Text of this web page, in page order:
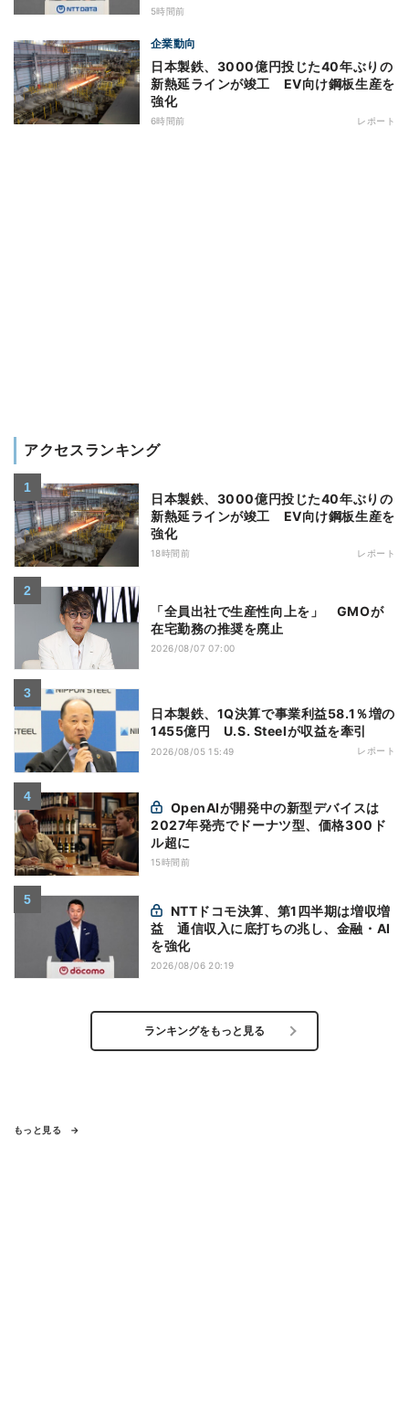
5時間前
企業動向
日本製鉄、3000億円投じた40年ぶりの
新熱延ラインが竣工 EV向け鋼板生産を
強化
6時間前 レポート
アクセスランキング
日本製鉄、3000億円投じた40年ぶりの
新熱延ラインが竣工 EV向け鋼板生産を
強化
18時間前 レポート
「全員出社で生産性向上を」 GMOが
在宅勤務の推奨を廃止
2026/08/07 07:00
日本製鉄、1Q決算で事業利益58.1％増の
1455億円 U.S. Steelが収益を牽引
2026/08/05 15:49 レポート
2027年発売でドーナツ型、価格300ド
ル超に
15時間前
益 通信収入に底打ちの兆し、金融・AI
を強化
2026/08/06 20:19
ランキングをもっと見る
もっと見る